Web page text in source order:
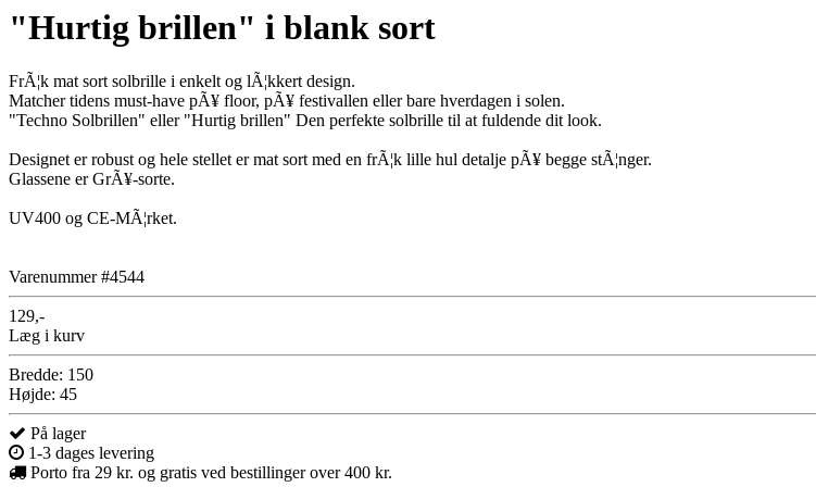
"Hurtig brillen" i blank sort
FrÃ¦k mat sort solbrille i enkelt og lÃ¦kkert design.
Matcher tidens must-have pÃ¥ floor, pÃ¥ festivallen eller bare hverdagen i solen.
"Techno Solbrillen" eller "Hurtig brillen" Den perfekte solbrille til at fuldende dit look.
Designet er robust og hele stellet er mat sort med en frÃ¦k lille hul detalje pÃ¥ begge stÃ¦nger.
Glassene er GrÃ¥-sorte.
UV400 og CE-MÃ¦rket.
Varenummer #4544
129,-
Læg i kurv
Bredde: 150
Højde: 45
På lager
1-3 dages levering
Porto fra 29 kr. og gratis ved bestillinger over 400 kr.